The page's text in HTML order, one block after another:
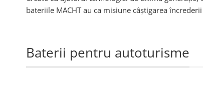
bateriile MACHT au ca misiune câștigarea
Baterii pentru autoturisme